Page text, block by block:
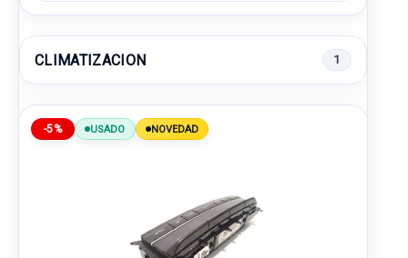
CLIMATIZACION 1
-5% USADO NOVEDAD